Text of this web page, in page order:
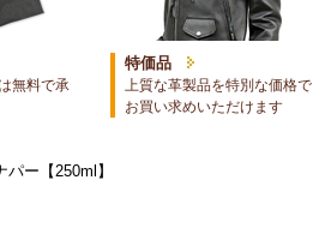
無料で承
特価品
上質な革製品を特別な価格で
お買い求めいただけます
ー【250ml】